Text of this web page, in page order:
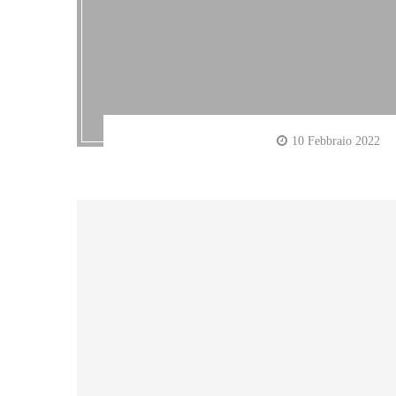
10 Febbraio 2022